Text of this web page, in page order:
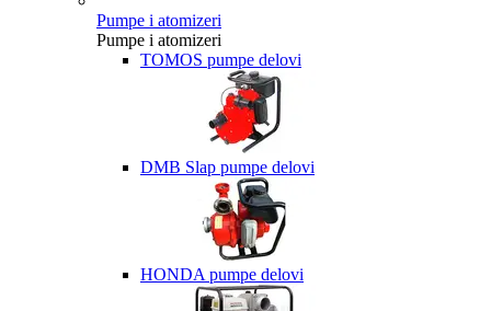
Pumpe i atomizeri
Pumpe i atomizeri
TOMOS pumpe delovi
DMB Slap pumpe delovi
HONDA pumpe delovi